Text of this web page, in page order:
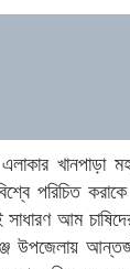
খানপাড়া
পরিচিত
আম
উপজেলায়